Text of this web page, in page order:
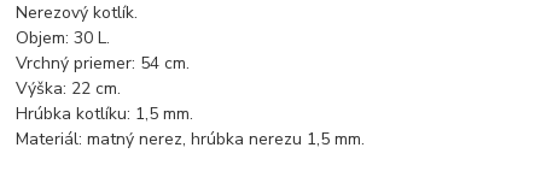
Nerezový kotlík.
Objem: 30 L.
Vrchný priemer: 54 cm.
Výška: 22 cm.
Hrúbka kotlíku: 1,5 mm.
Materiál: matný nerez, hrúbka nerezu 1,5 mm.